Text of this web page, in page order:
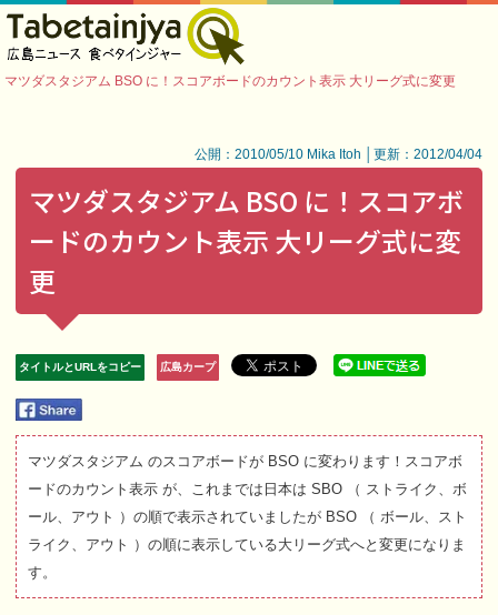
マツダスタジアム BSO に！スコアボードのカウント表示 大リーグ式に変更
公開：2010/05/10 Mika Itoh │更新：2012/04/04
マツダスタジアム BSO に！スコアボ
ードのカウント表示 大リーグ式に変
更
タイトルとURLをコピー 広島カープ
マツダスタジアム のスコアボードが BSO に変わります！スコアボ
ードのカウント表示 が、これまでは日本は SBO （ ストライク、ボ
ール、アウト ）の順で表示されていましたが BSO （ ボール、スト
ライク、アウト ）の順に表示している大リーグ式へと変更になりま
す。